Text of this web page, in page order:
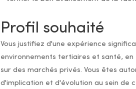
Profil souhaité
Vous justifiez d'une expérience
environnements tertiaires et santé,
sur des marchés privés. Vous êtes
d'implication et d'évolution au sein de